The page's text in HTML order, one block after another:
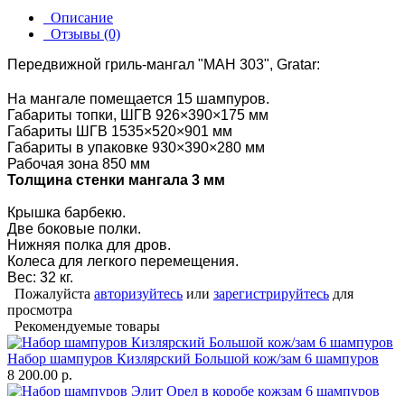
Описание
Отзывы (0)
Передвижной гриль-мангал "МАН 303", Gratar:
На мангале помещается 15 шампуров.
Габариты топки, ШГВ 926×390×175 мм
Габариты ШГВ 1535×520×901 мм
Габариты в упаковке 930×390×280 мм
Рабочая зона 850 мм
Толщина стенки мангала 3 мм
Крышка барбекю.
Две боковые полки.
Нижняя полка для дров.
Колеса для легкого перемещения.
Вес: 32 кг.
Пожалуйста авторизуйтесь или зарегистрируйтесь для
просмотра
Рекомендуемые товары
Набор шампуров Кизлярский Большой кож/зам 6 шампуров
8 200.00 р.